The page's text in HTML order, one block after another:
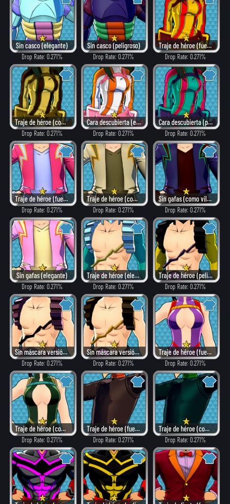
Sin casco (elegante)
Drop Rate: 0.271%
Sin casco (peligroso)
Drop Rate: 0.271%
Traje de héroe (fuego)
Drop Rate: 0.271%
Traje de héroe (combate)
Drop Rate: 0.271%
Cara descubierta (elegante)
Drop Rate: 0.271%
Cara descubierta (peligroso)
Drop Rate: 0.271%
Traje de héroe (fuego)
Drop Rate: 0.271%
Traje de héroe (combate)
Drop Rate: 0.271%
Sin gafas (como villano)
Drop Rate: 0.271%
Sin gafas (elegante)
Drop Rate: 0.271%
Traje de héroe (elegante)
Drop Rate: 0.271%
Traje de héroe (peligroso)
Drop Rate: 0.271%
Sin máscara versión: α (como villano)
Drop Rate: 0.271%
Sin máscara versión: α (fuego)
Drop Rate: 0.271%
Traje de héroe (fuego)
Drop Rate: 0.271%
Traje de héroe (combate)
Drop Rate: 0.271%
Traje de héroe (fuego)
Drop Rate: 0.271%
Traje de héroe (combate)
Drop Rate: 0.271%